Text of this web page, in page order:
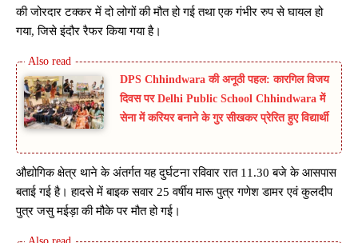
की जोरदार टक्कर में दो लोगों की मौत हो गई तथा एक गंभीर रुप से घायल हो
गया, जिसे इंदौर रैफर किया गया है।
DPS Chhindwara की अनूठी पहल: कारगिल विजय
दिवस पर Delhi Public School Chhindwara में
सेना में करियर बनाने के गुर सीखकर प्रेरित हुए विद्यार्थी
औद्योगिक क्षेत्र थाने के अंतर्गत यह दुर्घटना रविवार रात 11.30 बजे के आसपास
बताई गई है। हादसे में बाइक सवार 25 वर्षीय मारू पुत्र गणेश डामर एवं कुलदीप
पुत्र जसु मईड़ा की मौके पर मौत हो गई।